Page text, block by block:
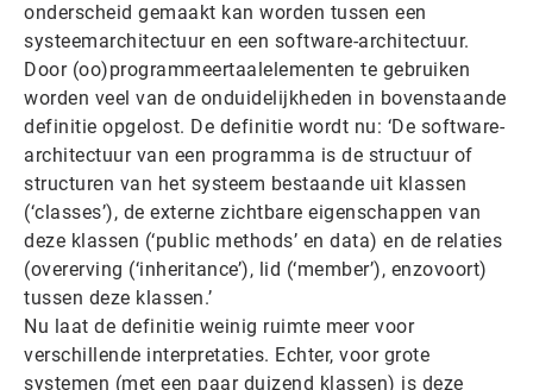
onderscheid gemaakt kan worden tussen een
systeemarchitectuur en een software-architectuur.
Door (oo)programmeertaalelementen te gebruiken
worden veel van de onduidelijkheden in bovenstaande
definitie opgelost. De definitie wordt nu: ‘De software-
architectuur van een programma is de structuur of
structuren van het systeem bestaande uit klassen
(‘classes’), de externe zichtbare eigenschappen van
deze klassen (‘public methods’ en data) en de relaties
(overerving (‘inheritance’), lid (‘member’), enzovoort)
tussen deze klassen.’
Nu laat de definitie weinig ruimte meer voor
verschillende interpretaties. Echter, voor grote
systemen (met een paar duizend klassen) is deze